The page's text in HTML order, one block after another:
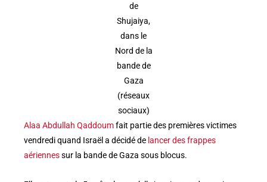
de
Shujaiya,
dans le
Nord de la
bande de
Gaza
(réseaux
sociaux)
Alaa Abdullah Qaddoumfait partie des premières victimes
vendredi quand Israël a décidé de lancer des frappes
aériennessur la bande de Gaza sous blocus.